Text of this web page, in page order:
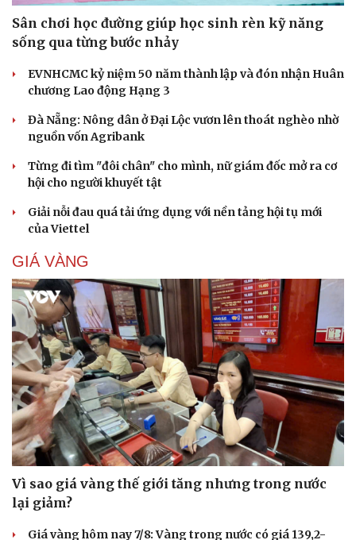
Sân chơi học đường giúp học sinh rèn kỹ năng
sống qua từng bước nhảy
EVNHCMC kỷ niệm 50 năm thành lập và đón nhận Huân
chương Lao động Hạng 3
Đà Nẵng: Nông dân ở Đại Lộc vươn lên thoát nghèo nhờ
nguồn vốn Agribank
Từng đi tìm "đôi chân" cho mình, nữ giám đốc mở ra cơ
hội cho người khuyết tật
Giải nỗi đau quá tải ứng dụng với nền tảng hội tụ mới
của Viettel
GIÁ VÀNG
Vì sao giá vàng thế giới tăng nhưng trong nước
lại giảm?
Giá vàng hôm nay 7/8: Vàng trong nước có giá 139,2-